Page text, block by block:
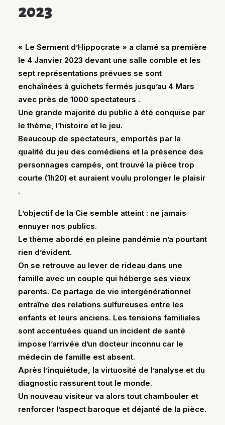
2023
« Le Serment d’Hippocrate » a clamé sa première
le 4 Janvier 2023 devant une salle comble et les
sept représentations prévues se sont
enchaînées à guichets fermés jusqu’au 4 Mars
avec près de 1000 spectateurs .
Une grande majorité du public à été conquise par
le thème, l’histoire et le jeu.
Beaucoup de spectateurs, emportés par la
qualité du jeu des comédiens et la présence des
personnages campés, ont trouvé la pièce trop
courte (1h20) et auraient voulu prolonger le plaisir
.
L’objectif de la Cie semble atteint : ne jamais
ennuyer nos publics.
Le thème abordé en pleine pandémie n’a pourtant
rien d’évident.
On se retrouve au lever de rideau dans une
famille avec un couple qui héberge ses vieux
parents. Ce partage de vie intergénérationnel
entraîne des relations sulfureuses entre les
enfants et leurs anciens. Les tensions familiales
sont accentuées quand un incident de santé
impose l’arrivée d’un docteur inconnu car le
médecin de famille est absent.
Après l’inquiétude, la virtuosité de l’analyse et du
diagnostic rassurent tout le monde.
Un nouveau visiteur va alors tout chambouler et
renforcer l’aspect baroque et déjanté de la pièce.